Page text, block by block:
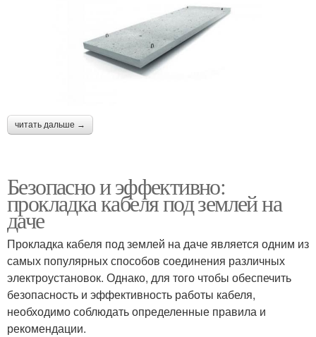
читать дальше →
Безопасно и эффективно:
прокладка кабеля под землей на
даче
Прокладка кабеля под землей на даче является одним из
самых популярных способов соединения различных
электроустановок. Однако, для того чтобы обеспечить
безопасность и эффективность работы кабеля,
необходимо соблюдать определенные правила и
рекомендации.